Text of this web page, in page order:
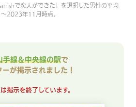
で恋人ができた」を選択した男性の平均
2023年11月時点。
手線＆中央線の駅で
ーが掲示されました！
掲示を終了しています。